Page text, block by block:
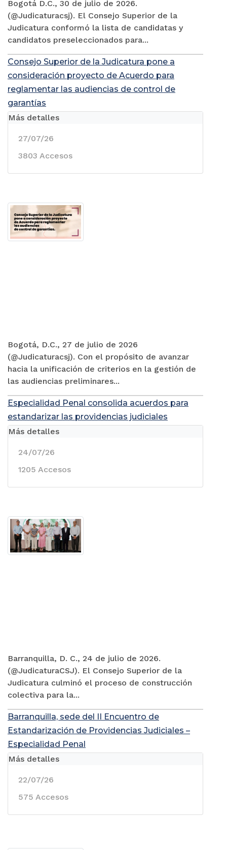
Bogotá D.C., 30 de julio de 2026.
(@Judicaturacsj). El Consejo Superior de la
Judicatura conformó la lista de candidatas y
candidatos preseleccionados para...
Consejo Superior de la Judicatura pone a
consideración proyecto de Acuerdo para
reglamentar las audiencias de control de
garantías
Bogotá, D.C., 27 de julio de 2026
(@Judicaturacsj). Con el propósito de avanzar
hacia la unificación de criterios en la gestión de
las audiencias preliminares...
Más detalles
27/07/26
3803 Accesos
Especialidad Penal consolida acuerdos para
estandarizar las providencias judiciales
Barranquilla, D. C., 24 de julio de 2026.
(@JudicaturaCSJ). El Consejo Superior de la
Judicatura culminó el proceso de construcción
colectiva para la...
Más detalles
24/07/26
1205 Accesos
Barranquilla, sede del II Encuentro de
Estandarización de Providencias Judiciales –
Especialidad Penal
Más detalles
22/07/26
575 Accesos